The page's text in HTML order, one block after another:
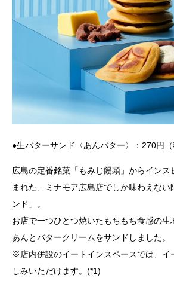
●生バターサンド〈あんバター〉：270円（
広島の定番銘菓「もみじ饅頭」からインス
まれた、ミナモア広島店でしか味わえな
ンド」。
お店で一つひとつ焼いたもちもち食感の生
あんとバタークリームをサンドしました。
※店内併設のイートインスペースでは、イ
しみいただけます。(*1)